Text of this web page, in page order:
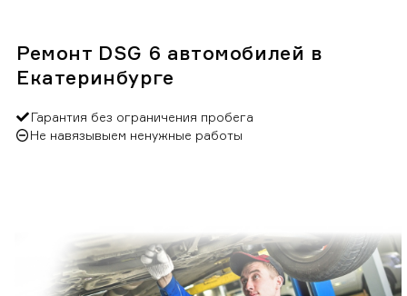
Ремонт DSG 6 автомобилей в
Екатеринбурге
Гарантия без ограничения пробега
Не навязывыем ненужные работы